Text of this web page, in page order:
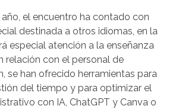
el encuentro ha contado con
destinada a otros idiomas, en la
especial atención a la enseñanza
relación con el personal de
se han ofrecido herramientas para
del tiempo y para optimizar el
con IA, ChatGPT y Canva o